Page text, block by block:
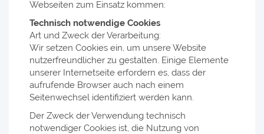
Webseiten zum Einsatz kommen:
Technisch notwendige Cookies
Art und Zweck der Verarbeitung:
Wir setzen Cookies ein, um unsere Website
nutzerfreundlicher zu gestalten. Einige Elemente
unserer Internetseite erfordern es, dass der
aufrufende Browser auch nach einem
Seitenwechsel identifiziert werden kann.
Der Zweck der Verwendung technisch
notwendiger Cookies ist, die Nutzung von